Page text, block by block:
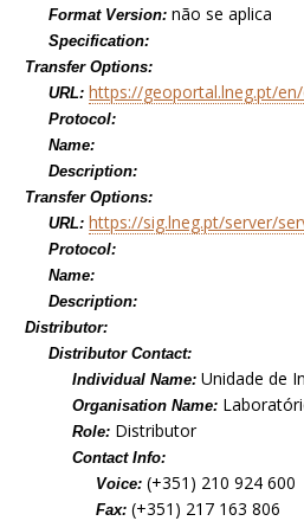
Format Version:não se aplica
Specification:
Transfer Options:
URL: https://geoportal.lneg.pt/
Protocol:
Name:
Description:
Transfer Options:
URL: https://sig.lneg.pt/server/
Protocol:
Name:
Description:
Distributor:
Distributor Contact:
Individual Name:Unidade de
Organisation Name:
Role: Distributor
Contact Info:
Voice:(+351) 210 924 600
Fax:(+351) 217 163 806